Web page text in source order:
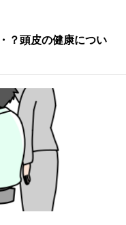
？頭皮の健康につい